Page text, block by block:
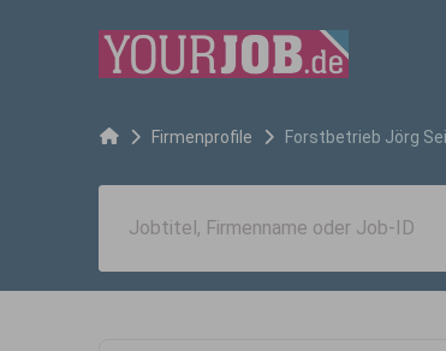
Firmenprofile Forstbetrieb Jörg